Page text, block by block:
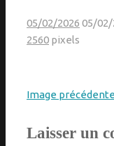
05/02/2026 05/02/
2560 pixels
Image
Laisser un